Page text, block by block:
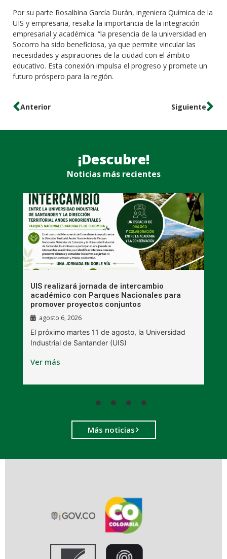
Por su parte Rosalbina García Durán, ingeniera Química de la
UIS y empresaria, resalta la importancia de la integración
empresarial y académica: “la presencia de la universidad en
Socorro ha sido beneficiosa, ya que permite vincular las
necesidades y aspiraciones de la ciudad con el ámbito
educativo. Esta conexión impulsa el progreso y promete un
futuro próspero para la región.
Anterior Siguiente
¡Descubre!
Noticias más recientes
UIS realizará jornada de intercambio
académico con Parques Nacionales para
promover proyectos conjuntos
agosto 6, 2026
El próximo martes 11 de agosto, la Universidad
Industrial de Santander (UIS)
Ver más
Más noticias